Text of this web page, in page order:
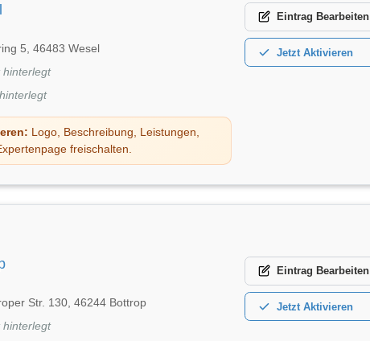
5, 46483 Wesel
hinterlegt
Logo, Beschreibung, Leistungen,
freischalten.
Eintrag Bearbeiten
Jetzt Aktivieren
Str. 130, 46244 Bottrop
hinterlegt
Eintrag Bearbeiten
Jetzt Aktivieren